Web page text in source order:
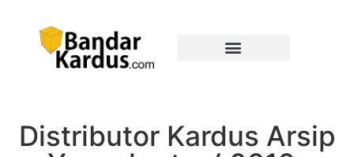
Distributor Kardus Arsip